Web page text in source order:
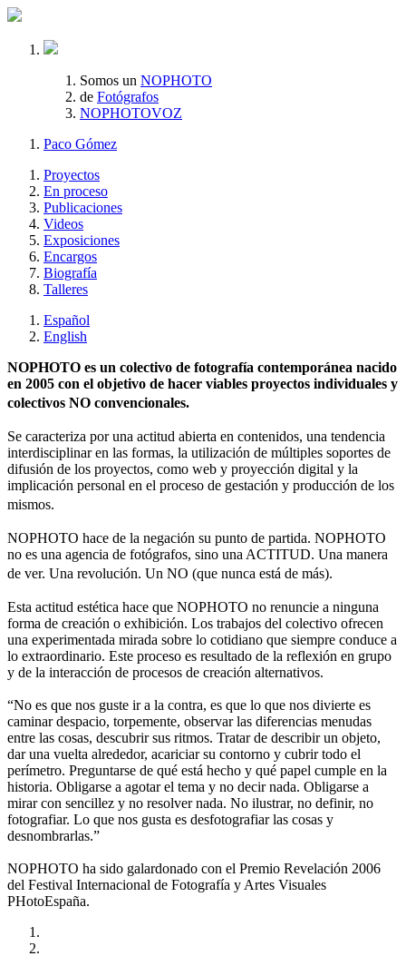
Somos un NOPHOTO
de Fotógrafos
NOPHOTOVOZ
Paco Gómez
Proyectos
En proceso
Publicaciones
Videos
Exposiciones
Encargos
Biografía
Talleres
Español
English
NOPHOTO es un colectivo de fotografía contemporánea nacido
en 2005 con el objetivo de hacer viables proyectos individuales y
colectivos NO convencionales.
Se caracteriza por una actitud abierta en contenidos, una tendencia
interdisciplinar en las formas, la utilización de múltiples soportes de
difusión de los proyectos, como web y proyección digital y la
implicación personal en el proceso de gestación y producción de los
mismos.
NOPHOTO hace de la negación su punto de partida. NOPHOTO
no es una agencia de fotógrafos, sino una ACTITUD. Una manera
de ver. Una revolución. Un NO (que nunca está de más).
Esta actitud estética hace que NOPHOTO no renuncie a ninguna
forma de creación o exhibición. Los trabajos del colectivo ofrecen
una experimentada mirada sobre lo cotidiano que siempre conduce a
lo extraordinario. Este proceso es resultado de la reflexión en grupo
y de la interacción de procesos de creación alternativos.
“No es que nos guste ir a la contra, es que lo que nos divierte es
caminar despacio, torpemente, observar las diferencias menudas
entre las cosas, descubrir sus ritmos. Tratar de describir un objeto,
dar una vuelta alrededor, acariciar su contorno y cubrir todo el
perímetro. Preguntarse de qué está hecho y qué papel cumple en la
historia. Obligarse a agotar el tema y no decir nada. Obligarse a
mirar con sencillez y no resolver nada. No ilustrar, no definir, no
fotografiar. Lo que nos gusta es desfotografiar las cosas y
desnombrarlas.”
NOPHOTO ha sido galardonado con el Premio Revelación 2006
del Festival Internacional de Fotografía y Artes Visuales
PHotoEspaña.